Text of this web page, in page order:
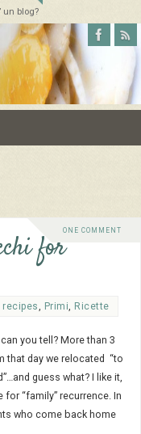
un blog?
ONE COMMENT
for
recipes, Primi, Ricette
you tell? More than 3
that day we relocated “to
guess what? I like it,
for “family” recurrence. In
who come back home